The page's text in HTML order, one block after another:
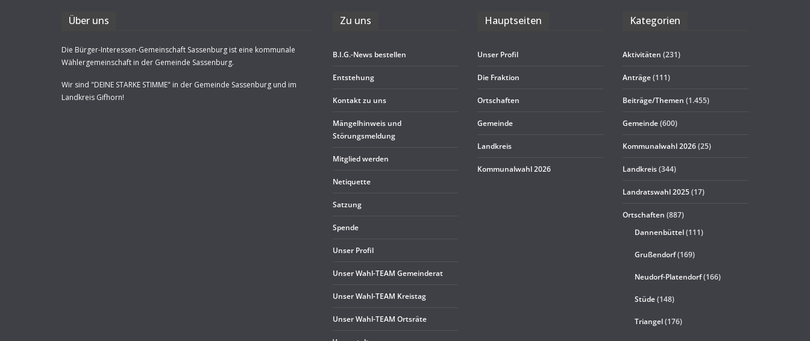
Über uns
Die Bürger-Interessen-Gemeinschaft Sassenburg ist eine kommunale
Wählergemeinschaft in der Gemeinde Sassenburg.
Wir sind "DEINE STARKE STIMME" in der Gemeinde Sassenburg und im
Landkreis Gifhorn!
Zu uns
B.I.G.-News bestel­len
Ent­ste­hung
Kon­takt zu uns
Män­gel­hin­weis und
Störungsmeldung
Mit­glied werden
Neti­quette
Sat­zung
Spende
Unser Pro­fil
Unser Wahl-TEAM Gemeinderat
Unser Wahl-TEAM Kreistag
Unser Wahl-TEAM Ortsräte
Haupt­sei­ten
Unser Pro­fil
Die Frak­tion
Ort­schaf­ten
Gemeinde
Land­kreis
Kom­mu­nal­wahl 2026
Kate­go­rien
Aktivitäten (231)
Anträge(111)
Beiträge/Themen (1.455)
Gemeinde(600)
Kommunalwahl 2026(25)
Landkreis(344)
Landratswahl 2025(17)
Ortschaften (887)
Dannenbüttel(111)
Grußendorf(169)
Neudorf-Platendorf(166)
Stüde(148)
Triangel(176)